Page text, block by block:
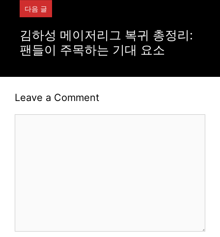
다음 글
김하성 메이저리그 복귀 총정리:
팬들이 주목하는 기대 요소
Leave a Comment